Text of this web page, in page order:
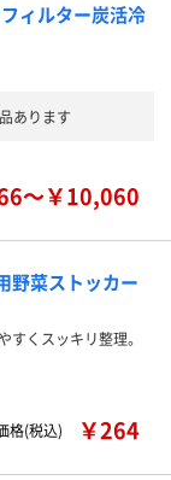
ィルター炭活冷
あります
～￥10,060
野菜ストッカー
くスッキリ整理。
格(税込)
￥264